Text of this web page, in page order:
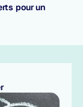
pour un